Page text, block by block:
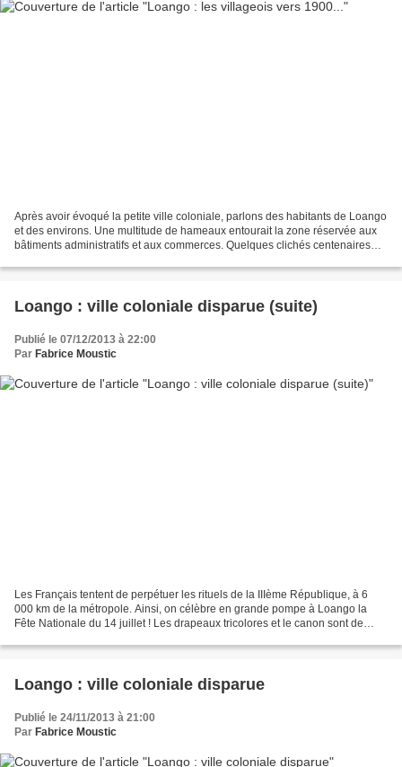
Après avoir évoqué la petite ville coloniale, parlons des habitants de Loango
et des environs. Une multitude de hameaux entourait la zone réservée aux
bâtiments administratifs et aux commerces. Quelques clichés centenaires
Loango : ville coloniale disparue (suite)
Publié le 07/12/2013 à 22:00
Par Fabrice Moustic
Les Français tentent de perpétuer les rituels de la IIIème République, à 6
000 km de la métropole. Ainsi, on célèbre en grande pompe à Loango la
Fête Nationale du 14 juillet ! Les drapeaux tricolores et le canon sont de
Loango : ville coloniale disparue
Publié le 24/11/2013 à 21:00
Par Fabrice Moustic